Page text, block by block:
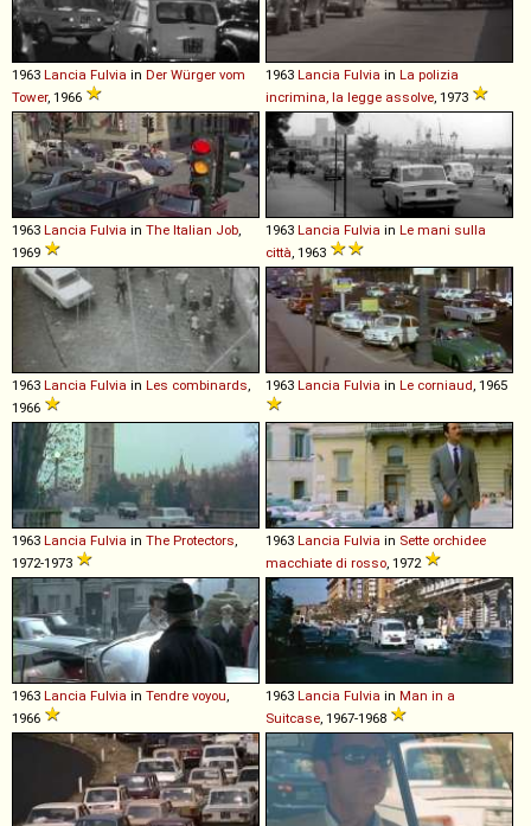
1963 Lancia Fulvia in Der Würger vom
Tower, 1966
1963 Lancia Fulvia in La polizia
incrimina, la legge assolve , 1973
1963 Lancia Fulvia in The Italian Job
1969
1963 Lancia Fulvia in Le mani sulla
città , 1963
1963 Lancia Fulvia in Les combinards
1966
1963 Lancia Fulvia in Le corniaud , 1965
1963 Lancia Fulvia in The Protectors
1972-1973
1963 Lancia Fulvia in Sette orchidee
macchiate di rosso , 1972
1963 Lancia Fulvia in Tendre voyou
1966
1963 Lancia Fulvia in Man in a
Suitcase , 1967-1968